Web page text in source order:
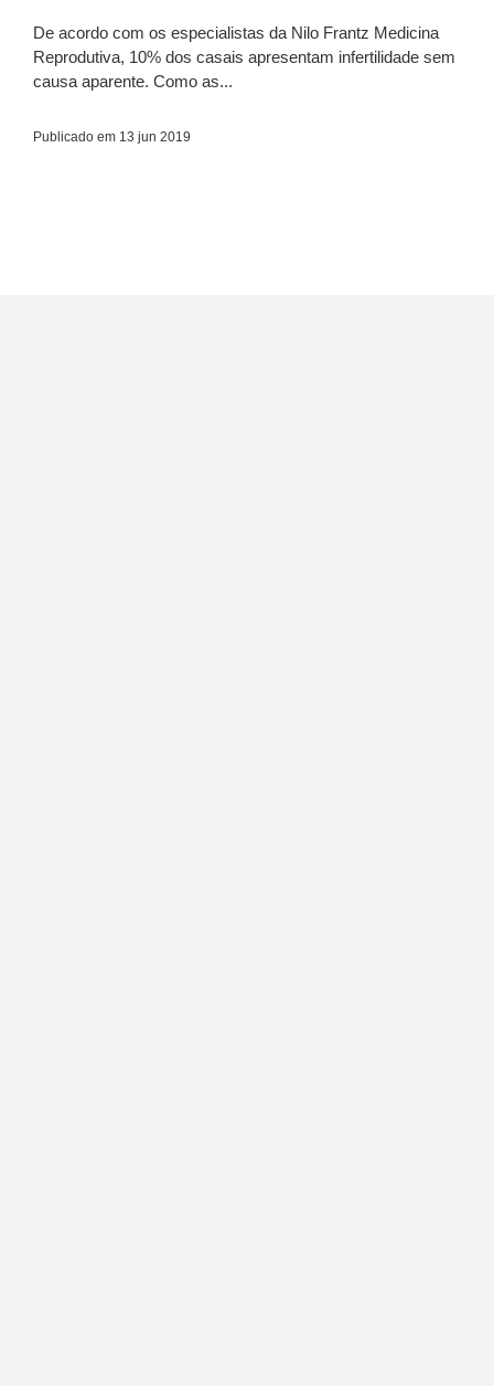
De acordo com os especialistas da Nilo Frantz Medicina
Reprodutiva, 10% dos casais apresentam infertilidade sem
causa aparente. Como as...
Publicado em 13 jun 2019